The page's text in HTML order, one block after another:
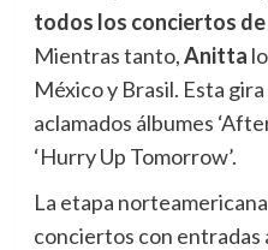
todos los conciertos de
Mientras tanto,Anitta
México y Brasil. Esta
aclamados álbumes
‘Hurry Up Tomorrow’.
La etapa
conciertos con entradas